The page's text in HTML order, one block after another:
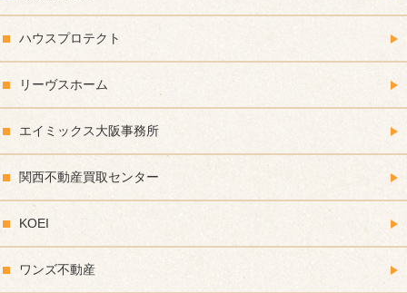
ハウスプロテクト
リーヴスホーム
エイミックス大阪事務所
関西不動産買取センター
KOEI
ワンズ不動産